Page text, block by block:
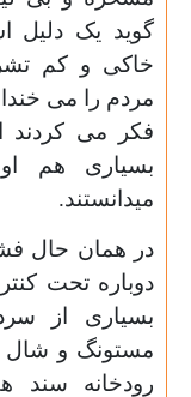
گوید یک دلیل
خاکی و کم
مردم را می
فکر می کردند
بسیاری هم
میدانستند.
در همان حال
دوباره تحت
بسیاری از
مستونگ و شال
رودخانه سند